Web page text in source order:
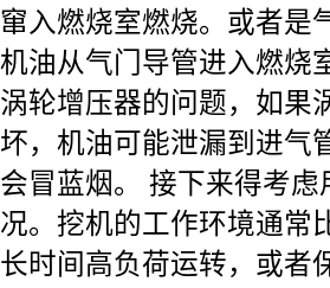
窜入燃烧室燃烧。或者是
机油从气门导管进入燃烧
涡轮增压器的问题，如果
坏，机油可能泄漏到进气
会冒蓝烟。 接下来得考虑
况。挖机的工作环境通常
长时间高负荷运转，或者